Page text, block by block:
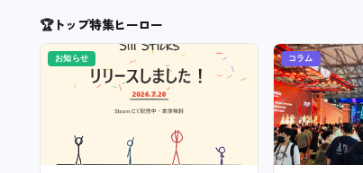
🏆トップ特集ヒーロー
お知らせ コラム